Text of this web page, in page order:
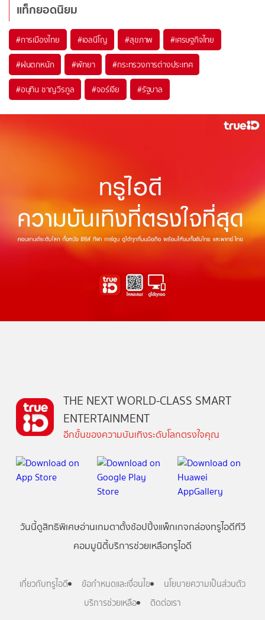
แท็กยอดนิยม
#การเมืองไทย #เอลนีโญ #สุขภาพ #เศรษฐกิจไทย
#ฝนตกหนัก #พัทยา #กระทรวงการต่างประเทศ
#อนุทิน ชาญวีรกูล #จอร์เจีย #รัฐบาล
THE NEXT WORLD-CLASS SMART
ENTERTAINMENT
อีกขั้นของความบันเทิงระดับโลกตรงใจคุณ
วันนี้ดูสิทธิพิเศษอ่านเกมตาตั้งช้อปปิ้งแพ็กเกจกล่องทรูไอดีทีวี
คอมมูนิตี้บริการช่วยเหลือทรูไอดี
เกี่ยวกับทรูไอดี ข้อกำหนดและเงื่อนไข
นโยบายความเป็นส่วนตัว
บริการช่วยเหลือ
ติดต่อเรา